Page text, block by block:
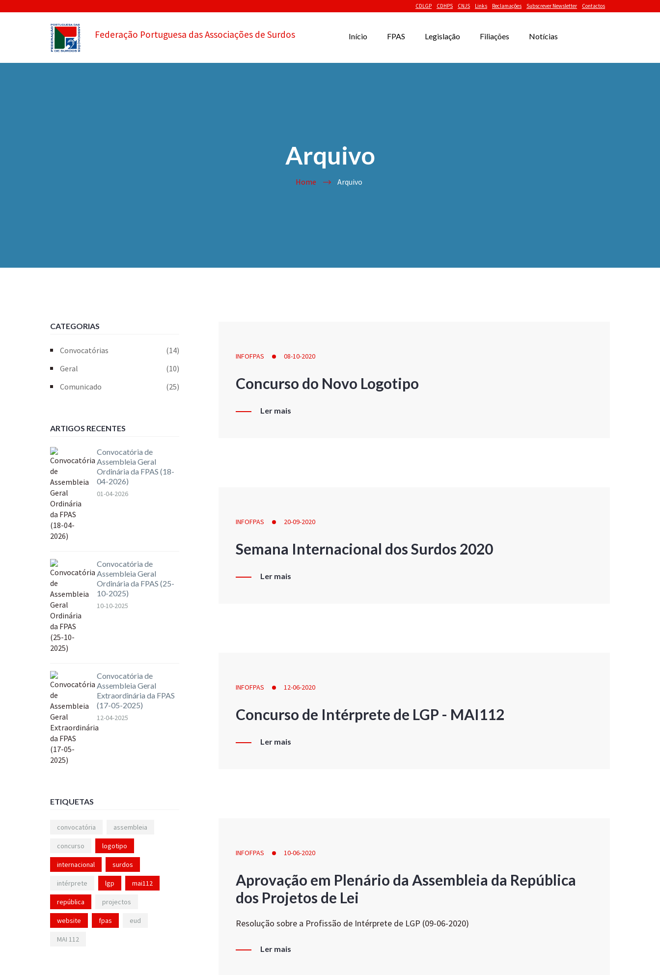
CDLGP CDHPS CNJS Links Reclamações Subscrever Newsletter Contactos
Federação Portuguesa das Associações de Surdos Início FPAS Legislação Filiações Notícias
Arquivo
Home Arquivo
INFOFPAS 08-10-2020
Concurso do Novo Logotipo
Ler mais
INFOFPAS 20-09-2020
Semana Internacional dos Surdos 2020
Ler mais
INFOFPAS 12-06-2020
Concurso de Intérprete de LGP - MAI112
Ler mais
INFOFPAS 10-06-2020
Aprovação em Plenário da Assembleia da República
dos Projetos de Lei
Resolução sobre a Profissão de Intérprete de LGP (09-06-2020)
Ler mais
CATEGORIAS
Convocatórias
(14)
Geral
(10)
Comunicado
(25)
ARTIGOS RECENTES
Convocatória de
Assembleia Geral
Ordinária da FPAS (18-
04-2026)
01-04-2026
Convocatória de
Assembleia Geral
Ordinária da FPAS (25-
10-2025)
10-10-2025
Convocatória de
Assembleia Geral
Extraordinária da FPAS
(17-05-2025)
12-04-2025
ETIQUETAS
convocatória assembleia
concurso logotipo
internacional surdos
intérprete lgp mai112
república projectos
website fpas eud
MAI 112